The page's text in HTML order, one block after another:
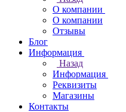
О компании
О компании
Отзывы
Блог
Информация
Назад
Информация
Реквизиты
Магазины
Контакты